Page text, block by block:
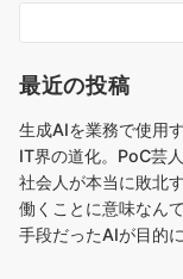
最近の投稿
生成AIを業務で使用
IT界の道化。PoC芸人
社会人が本当に敗北
働くことに意味なん
手段だったAIが目的